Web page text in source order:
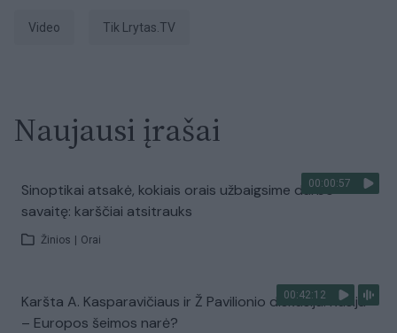
Video tik Lrytas.TV
Naujausi įrašai
00:00:57
Sinoptikai atsakė, kokiais orais užbaigsime darbo
savaitę: karščiai atsitrauks
Žinios Orai
00:42:12
Karšta A. Kasparavičiaus ir Ž Pavilionio diskusija: Rusija
– Europos šeimos narė?